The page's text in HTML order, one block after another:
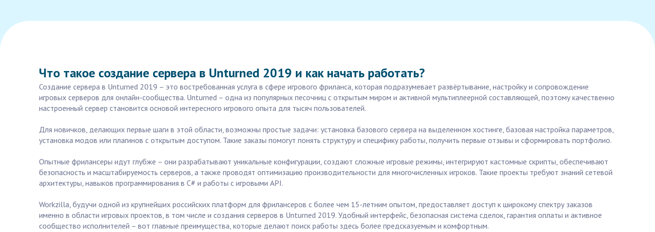
Что такое создание сервера в Unturned 2019 и как начать работать?
Создание сервера в Unturned 2019 – это востребованная услуга в сфере игрового фриланса, которая подразумевает развёртывание, настройку и сопровождение
игровых серверов для онлайн-сообщества. Unturned – одна из популярных песочниц с открытым миром и активной мультиплеерной составляющей, поэтому качественно
настроенный сервер становится основой интересного игрового опыта для тысяч пользователей.
Для новичков, делающих первые шаги в этой области, возможны простые задачи: установка базового сервера на выделенном хостинге, базовая настройка параметров,
установка модов или плагинов с открытым доступом. Такие заказы помогут понять структуру и специфику работы, получить первые отзывы и сформировать портфолио.
Опытные фрилансеры идут глубже – они разрабатывают уникальные конфигурации, создают сложные игровые режимы, интегрируют кастомные скрипты, обеспечивают
безопасность и масштабируемость серверов, а также проводят оптимизацию производительности для многочисленных игроков. Такие проекты требуют знаний сетевой
архитектуры, навыков программирования в C# и работы с игровыми API.
Workzilla, будучи одной из крупнейших российских платформ для фрилансеров с более чем 15-летним опытом, предоставляет доступ к широкому спектру заказов
именно в области игровых проектов, в том числе и создания серверов в Unturned 2019. Удобный интерфейс, безопасная система сделок, гарантия оплаты и активное
сообщество исполнителей – вот главные преимущества, которые делают поиск работы здесь более предсказуемым и комфортным.